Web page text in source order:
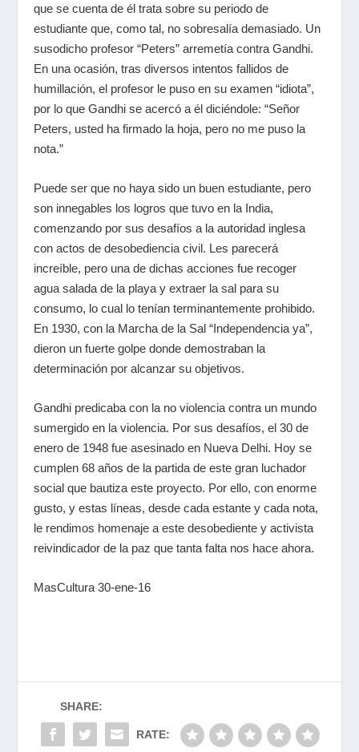
que se cuenta de él trata sobre su periodo de
estudiante que, como tal, no sobresalía demasiado. Un
susodicho profesor “Peters” arremetía contra Gandhi.
En una ocasión, tras diversos intentos fallidos de
humillación, el profesor le puso en su examen “idiota”,
por lo que Gandhi se acercó a él diciéndole: “Señor
Peters, usted ha firmado la hoja, pero no me puso la
nota.”
Puede ser que no haya sido un buen estudiante, pero
son innegables los logros que tuvo en la India,
comenzando por sus desafíos a la autoridad inglesa
con actos de desobediencia civil. Les parecerá
increíble, pero una de dichas acciones fue recoger
agua salada de la playa y extraer la sal para su
consumo, lo cual lo tenían terminantemente prohibido.
En 1930, con la Marcha de la Sal “Independencia ya”,
dieron un fuerte golpe donde demostraban la
determinación por alcanzar su objetivos.
Gandhi predicaba con la no violencia contra un mundo
sumergido en la violencia. Por sus desafíos, el 30 de
enero de 1948 fue asesinado en Nueva Delhi. Hoy se
cumplen 68 años de la partida de este gran luchador
social que bautiza este proyecto. Por ello, con enorme
gusto, y estas líneas, desde cada estante y cada nota,
le rendimos homenaje a este desobediente y activista
reivindicador de la paz que tanta falta nos hace ahora.
MasCultura 30-ene-16
SHARE:
RATE: